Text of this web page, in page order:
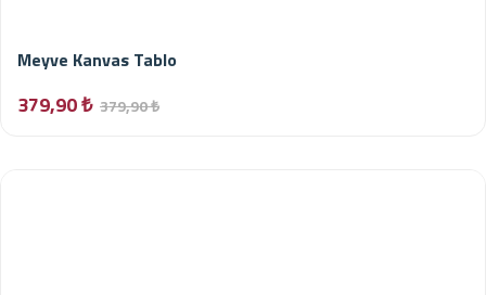
Meyve Kanvas Tablo
379,90 ₺ 379,90 ₺